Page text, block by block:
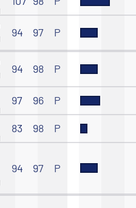
94 97 P
94 98 P
97 96
P
83 98
P
94 97 P